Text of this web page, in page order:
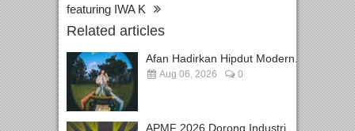
featuring IWA K
Related articles
Afan Hadirkan Hipdut Modern...
Aug 06, 2026 0
APMF 2026 Dorong Industri